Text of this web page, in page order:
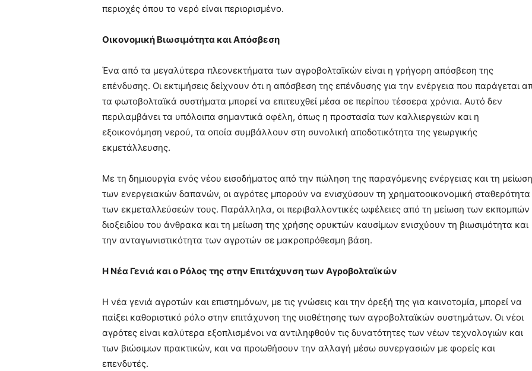
περιοχές όπου το νερό είναι περιορισμένο.
Οικονομική Βιωσιμότητα και Απόσβεση
Ένα από τα μεγαλύτερα πλεονεκτήματα των αγροβολταϊκών είναι η γρήγορη απόσβεση της
επένδυσης. Οι εκτιμήσεις δείχνουν ότι η απόσβεση της επένδυσης για την ενέργεια που παράγεται
τα φωτοβολταϊκά συστήματα μπορεί να επιτευχθεί μέσα σε περίπου τέσσερα χρόνια. Αυτό δεν
περιλαμβάνει τα υπόλοιπα σημαντικά οφέλη, όπως η προστασία των καλλιεργειών και η
εξοικονόμηση νερού, τα οποία συμβάλλουν στη συνολική αποδοτικότητα της γεωργικής
εκμετάλλευσης.
Με τη δημιουργία ενός νέου εισοδήματος από την πώληση της παραγόμενης ενέργειας και τη μείωση
των ενεργειακών δαπανών, οι αγρότες μπορούν να ενισχύσουν τη χρηματοοικονομική σταθερότητα
των εκμεταλλεύσεών τους. Παράλληλα, οι περιβαλλοντικές ωφέλειες από τη μείωση των εκπομπών
διοξειδίου του άνθρακα και τη μείωση της χρήσης ορυκτών καυσίμων ενισχύουν τη βιωσιμότητα και
την ανταγωνιστικότητα των αγροτών σε μακροπρόθεσμη βάση.
Η Νέα Γενιά και ο Ρόλος της στην Επιτάχυνση των Αγροβολταϊκών
Η νέα γενιά αγροτών και επιστημόνων, με τις γνώσεις και την όρεξή της για καινοτομία, μπορεί να
παίξει καθοριστικό ρόλο στην επιτάχυνση της υιοθέτησης των αγροβολταϊκών συστημάτων. Οι νέοι
αγρότες είναι καλύτερα εξοπλισμένοι να αντιληφθούν τις δυνατότητες των νέων τεχνολογιών και
των βιώσιμων πρακτικών, και να προωθήσουν την αλλαγή μέσω συνεργασιών με φορείς και
επενδυτές.